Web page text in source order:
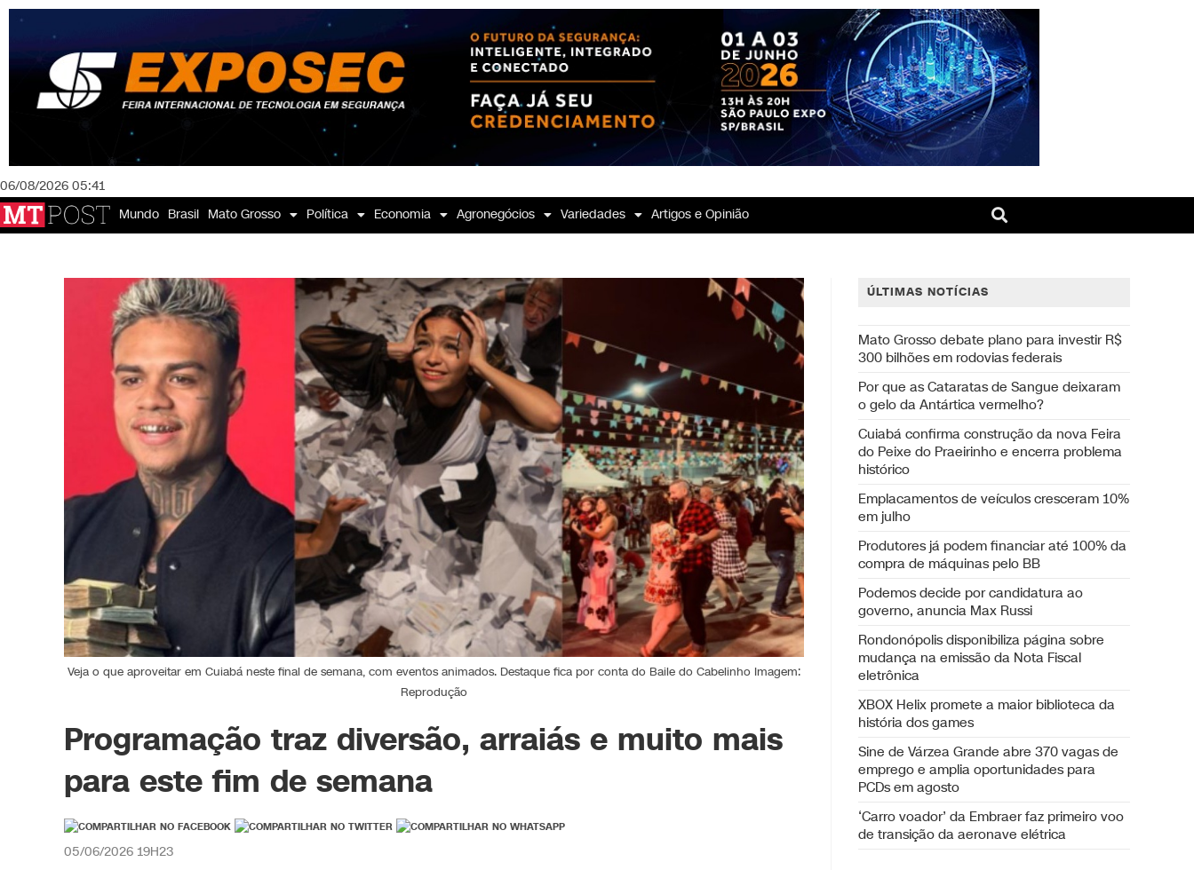
06/08/2026 05:41
Mundo Brasil Mato Grosso Política Economia Agronegócios Variedades Artigos e Opinião
Veja o que aproveitar em Cuiabá neste final de semana, com eventos animados. Destaque fica por conta do Baile do Cabelinho Imagem:
Reprodução
Programação traz diversão, arraiás e muito mais
para este fim de semana
05/06/2026 19H23
ÚLTIMAS NOTÍCIAS
Mato Grosso debate plano para investir R$
300 bilhões em rodovias federais
Por que as Cataratas de Sangue deixaram
o gelo da Antártica vermelho?
Cuiabá confirma construção da nova Feira
do Peixe do Praeirinho e encerra problema
histórico
Emplacamentos de veículos cresceram 10%
em julho
Produtores já podem financiar até 100% da
compra de máquinas pelo BB
Podemos decide por candidatura ao
governo, anuncia Max Russi
Rondonópolis disponibiliza página sobre
mudança na emissão da Nota Fiscal
eletrônica
XBOX Helix promete a maior biblioteca da
história dos games
Sine de Várzea Grande abre 370 vagas de
emprego e amplia oportunidades para
PCDs em agosto
‘Carro voador’ da Embraer faz primeiro voo
de transição da aeronave elétrica